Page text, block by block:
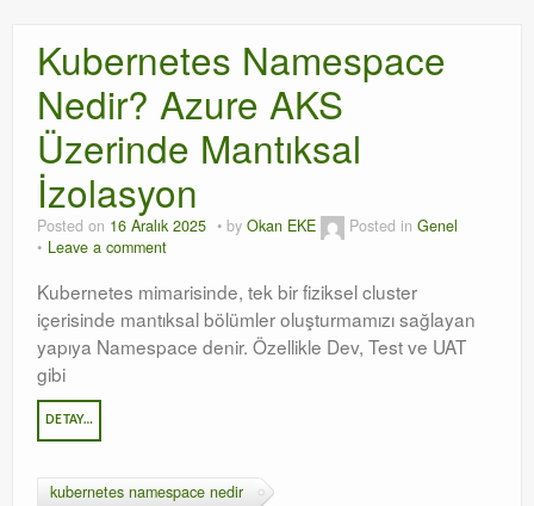
Kubernetes Namespace
Nedir? Azure AKS
Üzerinde Mantıksal
İzolasyon
Posted on 16 Aralık 2025 by Okan EKE Posted in Genel
Leave a comment
Kubernetes mimarisinde, tek bir fiziksel cluster
içerisinde mantıksal bölümler oluşturmamızı sağlayan
yapıya Namespace denir. Özellikle Dev, Test ve UAT
gibi
DETAY…
kubernetes namespace nedir